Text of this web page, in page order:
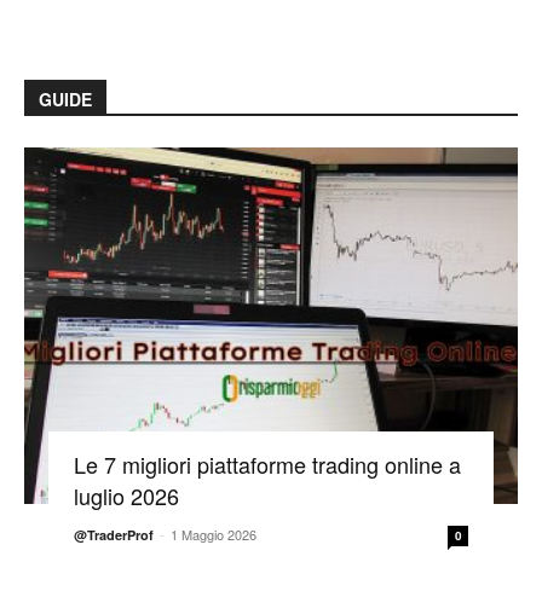
GUIDE
Le 7 migliori piattaforme trading online a
luglio 2026
@TraderProf - 1 Maggio 2026 0